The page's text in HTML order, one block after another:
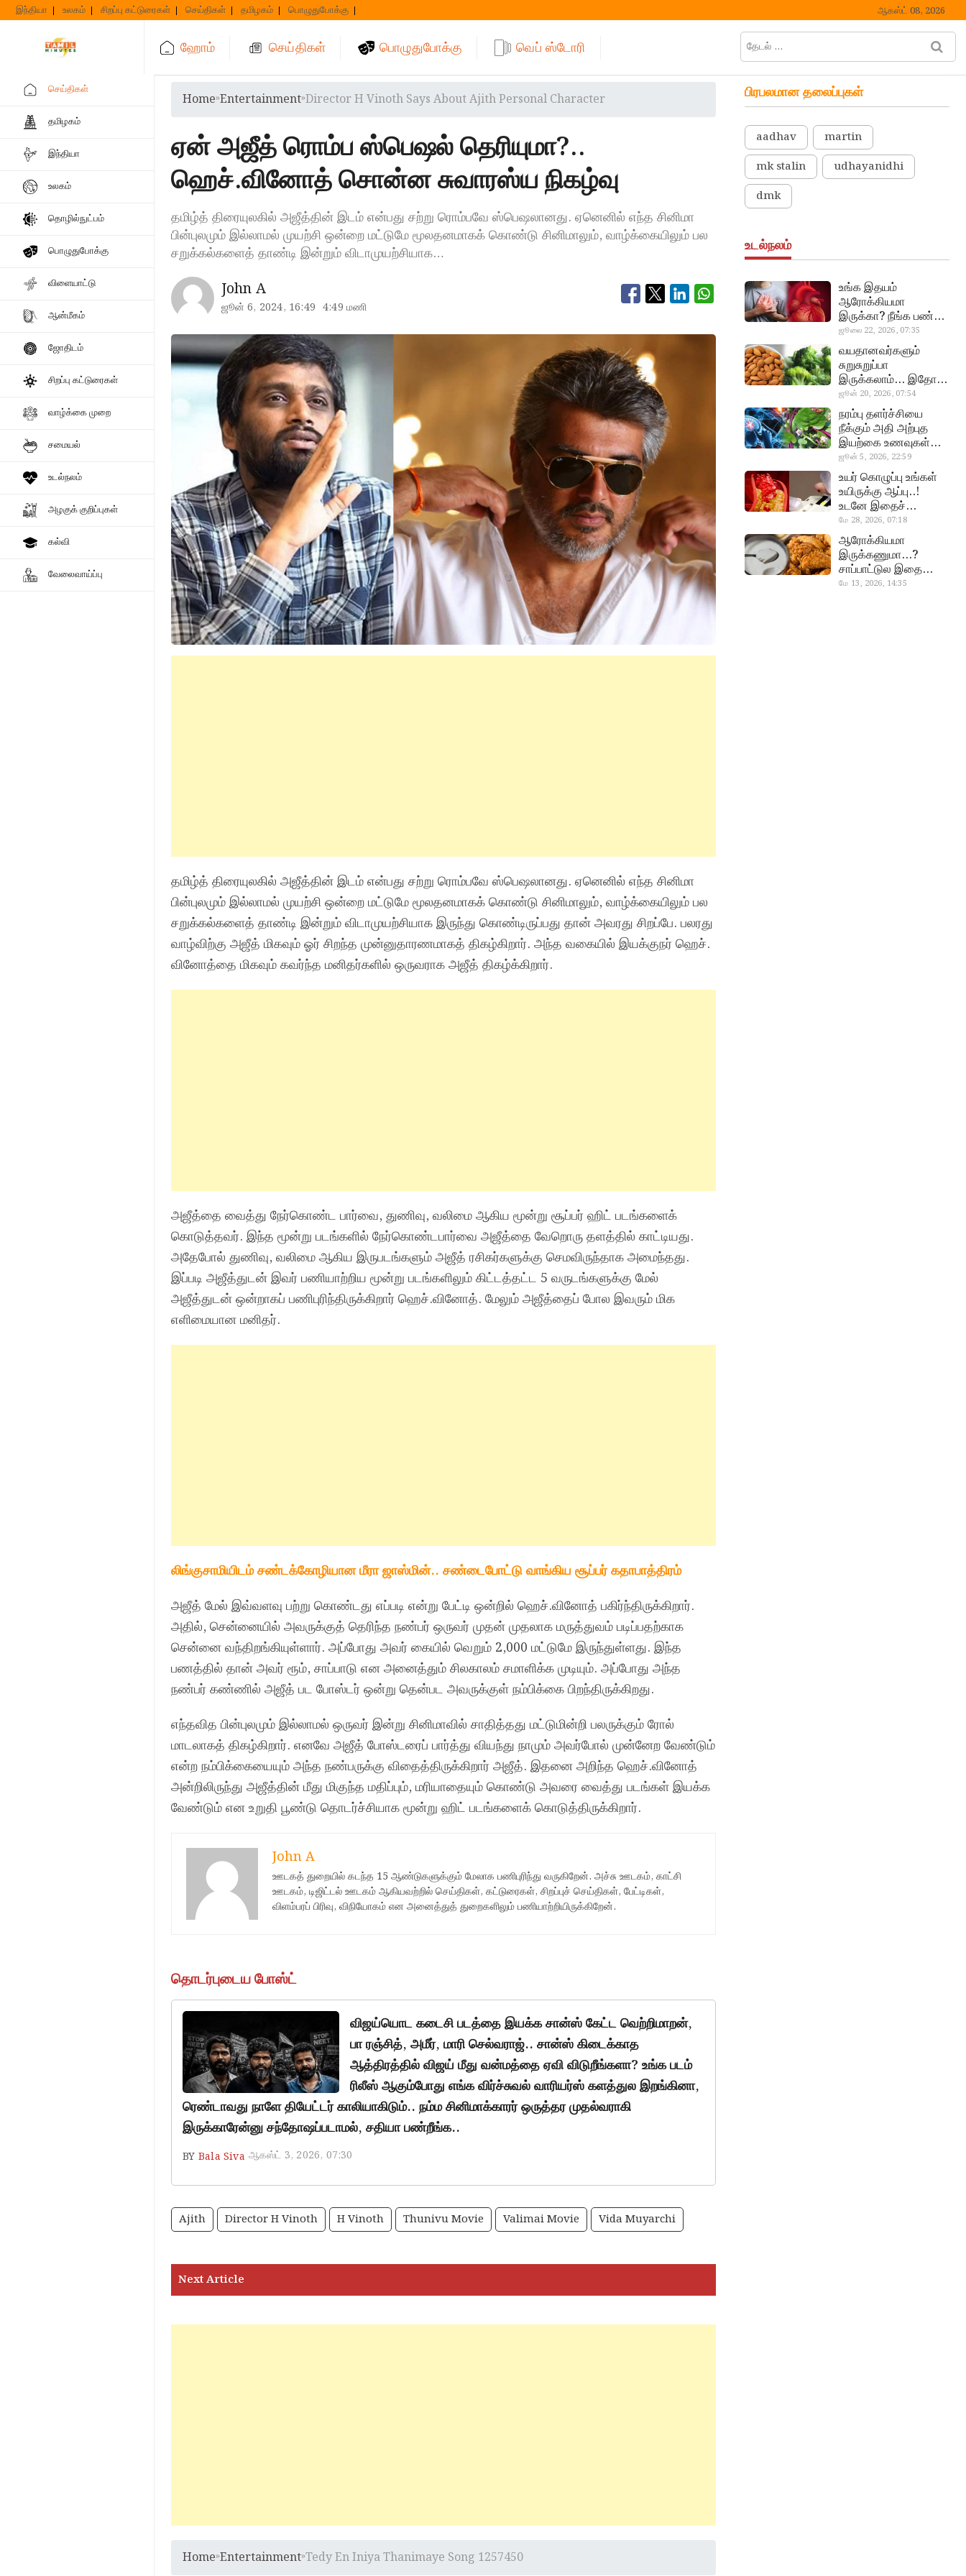
Skip
to
இந்தியா உலகம் சிறப்பு கட்டுரைகள் செய்திகள் தமிழகம் பொழுதுபோக்கு ஆகஸ்ட் 08, 2026
ஹோம் செய்திகள் பொழுதுபோக்கு வெப் ஸ்டோரி
தேடல்
… M
செய்திகள்
தமிழகம்
இந்தியா
உலகம்
தொழில்நுட்பம்
பொழுதுபோக்கு
விளையாட்டு
ஆன்மீகம்
ஜோதிடம்
சிறப்பு கட்டுரைகள்
வாழ்க்கை முறை
சமையல்
உடல்நலம்
அழகுக் குறிப்புகள்
கல்வி
வேலைவாய்ப்பு
Home»Entertainment»Director H Vinoth Says About Ajith Personal Character
ஏன் அஜீத் ரொம்ப ஸ்பெஷல் தெரியுமா?..
ஹெச்.வினோத் சொன்ன சுவாரஸ்ய நிகழ்வு
தமிழ்த் திரையுலகில் அஜீத்தின் இடம் என்பது சற்று ரொம்பவே ஸ்பெஷலானது. ஏனெனில் எந்த சினிமா
பின்புலமும் இல்லாமல் முயற்சி ஒன்றை மட்டுமே மூலதனமாகக் கொண்டு சினிமாலும், வாழ்க்கையிலும் பல
சறுக்கல்களைத் தாண்டி இன்றும் விடாமுயற்சியாக…
John A
ஜூன் 6, 2024, 16:49 4:49 மணி
தமிழ்த் திரையுலகில் அஜீத்தின் இடம் என்பது சற்று ரொம்பவே ஸ்பெஷலானது. ஏனெனில் எந்த சினிமா
பின்புலமும் இல்லாமல் முயற்சி ஒன்றை மட்டுமே மூலதனமாகக் கொண்டு சினிமாலும், வாழ்க்கையிலும் பல
சறுக்கல்களைத் தாண்டி இன்றும் விடாமுயற்சியாக இருந்து கொண்டிருப்பது தான் அவரது சிறப்பே. பலரது
வாழ்விற்கு அஜீத் மிகவும் ஓர் சிறந்த முன்னுதாரணமாகத் திகழ்கிறார். அந்த வகையில் இயக்குநர் ஹெச்.
வினோத்தை மிகவும் கவர்ந்த மனிதர்களில் ஒருவராக அஜீத் திகழ்க்கிறார்.
அஜீத்தை வைத்து நேர்கொண்ட பார்வை, துணிவு, வலிமை ஆகிய மூன்று சூப்பர் ஹிட் படங்களைக்
கொடுத்தவர். இந்த மூன்று படங்களில் நேர்கொண்டபார்வை அஜீத்தை வேறொரு தளத்தில் காட்டியது.
அதேபோல் துணிவு, வலிமை ஆகிய இருபடங்களும் அஜீத் ரசிகர்களுக்கு செமவிருந்தாக அமைந்தது.
இப்படி அஜீத்துடன் இவர் பணியாற்றிய மூன்று படங்களிலும் கிட்டத்தட்ட 5 வருடங்களுக்கு மேல்
அஜீத்துடன் ஒன்றாகப் பணிபுரிந்திருக்கிறார் ஹெச்.வினோத். மேலும் அஜீத்தைப் போல இவரும் மிக
எளிமையான மனிதர்.
லிங்குசாமியிடம் சண்டக்கோழியான மீரா ஜாஸ்மின்.. சண்டைபோட்டு வாங்கிய சூப்பர் கதாபாத்திரம்
அஜீத் மேல் இவ்வளவு பற்று கொண்டது எப்படி என்று பேட்டி ஒன்றில் ஹெச்.வினோத் பகிர்ந்திருக்கிறார்.
அதில், சென்னையில் அவருக்குத் தெரிந்த நண்பர் ஒருவர் முதன் முதலாக மருத்துவம் படிப்பதற்காக
சென்னை வந்திறங்கியுள்ளார். அப்போது அவர் கையில் வெறும் 2,000 மட்டுமே இருந்துள்ளது. இந்த
பணத்தில் தான் அவர் ரூம், சாப்பாடு என அனைத்தும் சிலகாலம் சமாளிக்க முடியும். அப்போது அந்த
நண்பர் கண்ணில் அஜீத் பட போஸ்டர் ஒன்று தென்பட அவருக்குள் நம்பிக்கை பிறந்திருக்கிறது.
எந்தவித பின்புலமும் இல்லாமல் ஒருவர் இன்று சினிமாவில் சாதித்தது மட்டுமின்றி பலருக்கும் ரோல்
மாடலாகத் திகழ்கிறார். எனவே அஜீத் போஸ்டரைப் பார்த்து வியந்து நாமும் அவர்போல் முன்னேற வேண்டும்
என்ற நம்பிக்கையையும் அந்த நண்பருக்கு விதைத்திருக்கிறார் அஜீத். இதனை அறிந்த ஹெச்.வினோத்
அன்றிலிருந்து அஜீத்தின் மீது மிகுந்த மதிப்பும், மரியாதையும் கொண்டு அவரை வைத்து படங்கள் இயக்க
வேண்டும் என உறுதி பூண்டு தொடர்ச்சியாக மூன்று ஹிட் படங்களைக் கொடுத்திருக்கிறார்.
John A
ஊடகத் துறையில் கடந்த 15 ஆண்டுகளுக்கும் மேலாக பணிபுரிந்து வருகிறேன். அச்சு ஊடகம், காட்சி
ஊடகம், டிஜிட்டல் ஊடகம் ஆகியவற்றில் செய்திகள், கட்டுரைகள், சிறப்புச் செய்திகள், பேட்டிகள்,
விளம்பரப் பிரிவு, விநியோகம் என அனைத்துத் துறைகளிலும் பணியாற்றியிருக்கிறேன்.
தொடர்புடைய போஸ்ட்
விஜய்யொட கடைசி படத்தை இயக்க சான்ஸ் கேட்ட வெற்றிமாறன்,
பா ரஞ்சித், அமீர், மாரி செல்வராஜ்.. சான்ஸ் கிடைக்காத
ஆத்திரத்தில் விஜய் மீது வன்மத்தை ஏவி விடுறீங்களா? உங்க படம்
ரிலீஸ் ஆகும்போது எங்க விர்ச்சுவல் வாரியர்ஸ் களத்துல இறங்கினா,
ரெண்டாவது நாளே தியேட்டர் காலியாகிடும்.. நம்ம சினிமாக்காரர் ஒருத்தர முதல்வராகி
இருக்காரேன்னு சந்தோஷப்படாமல், சதியா பண்றீங்க..
BY Bala Siva ஆகஸ்ட் 3, 2026, 07:30
Ajith Director H Vinoth H Vinoth Thunivu Movie Valimai Movie Vida Muyarchi
Home»Entertainment»Tedy En Iniya Thanimaye Song 1257450
பிரபலமான தலைப்புகள்
aadhav
martin
mk stalin
udhayanidhi
dmk
உடல்நலம்
உங்க இதயம்
ஆரோக்கியமா
இருக்கா? நீங்க பண்ண
வேண்டிய எளிய 5
டெஸ்ட்!
ஜூலை 22, 2026, 07:35
வயதானவர்களும்
சுறுசுறுப்பா
இருக்கலாம்… இதோ
சூப்பர் உணவுகள்!
ஜூன் 20, 2026, 07:54
chi,
pasalaikeerai
நரம்பு தளர்ச்சியை
நீக்கும் அதி அற்புத
இயற்கை உணவுகள்…
தவற விட்டுறாதீங்க!
ஜூன் 5, 2026, 22:59
உயர் கொழுப்பு உங்கள்
உயிருக்கு ஆப்பு..!
உடனே இதைச்
செய்யுங்க!
மே 28, 2026, 07:18
ஆரோக்கியமா
இருக்கணுமா…?
சாப்பாட்டுல இதை
எல்லாம்
மே 13, 2026, 14:35